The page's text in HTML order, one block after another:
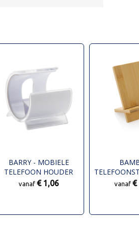
BARRY - MOBIELE
TELEFOON HOUDER
vanaf € 1,06
IN KRAFT
vanaf€